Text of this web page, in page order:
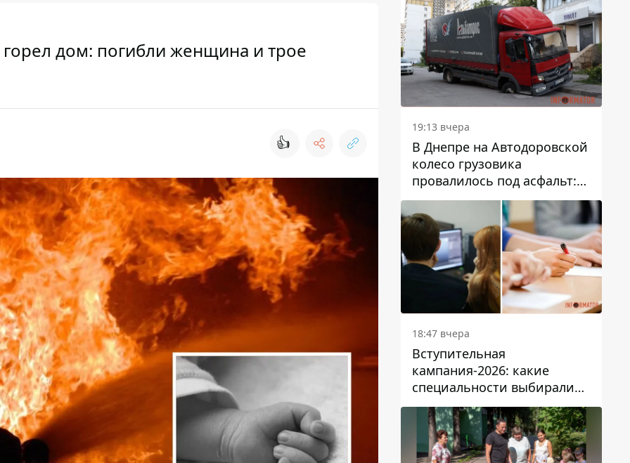
дом: погибли женщина и трое
👍
19:13 вчера
В Днепре на Автодоровской
колесо грузовика
провалилось под асфальт:
движение заблокировано
18:47 вчера
Вступительная
кампания-2026: какие
специальности выбирали
абитуриенты в Украине